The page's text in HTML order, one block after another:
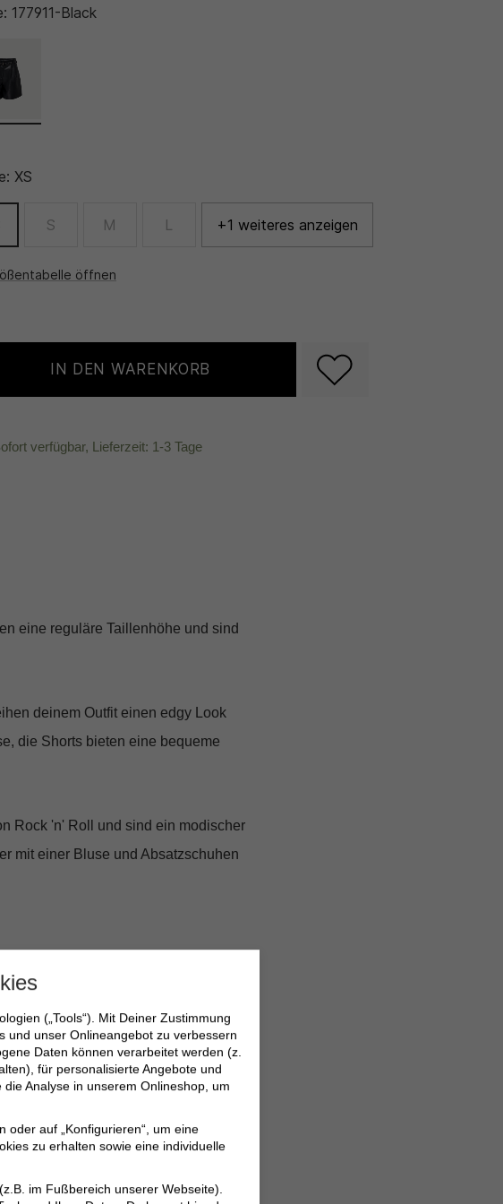
177911-Black
XS
S M L +1 weiteres anzeigen
öffnen
IN DEN WARENKORB
verfügbar, Lieferzeit: 1-3 Tage
eine reguläre Taillenhöhe und sind
deinem Outfit einen edgy Look
die Shorts bieten eine bequeme
Rock 'n' Roll und sind ein modischer
mit einer Bluse und Absatzschuhen
(„Tools“). Mit Deiner Zustimmung
und unser Onlineangebot zu verbessern
Daten können verarbeitet werden (z.
für personalisierte Angebote und
Analyse in unserem Onlineshop, um
oder auf „Konfigurieren“, um eine
zu erhalten sowie eine individuelle
im Fußbereich unserer Webseite).